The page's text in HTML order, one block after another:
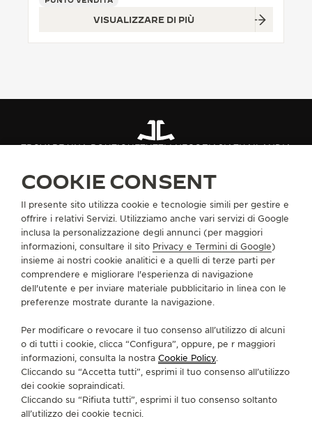
VISUALIZZARE DI PIÙ
TROVARE UNA BOUTIQUETUTTI I NEGOZIASIATHAILANDIA
VAI ALLA PAGINA INSTAGRAM DI JAEGER-
VAI ALLA PAGINA LINKEDIN DI JAEGER-
VAI ALLA PAGINA FACEBOOK DI
VAI ALLA PAGINA YOUTUBE
VAI ALLA PAGINA
VAI ALLA PAGINA
ISCRIVERSI ALLA NEWSLETTER
INFORMAZIONI SU DI NOI
SERVIZI
CONTATTI
COOKIE CONSENT
Il presente sito utilizza cookie e tecnologie simili per gestire e
offrire i relativi Servizi. Utilizziamo anche vari servizi di Google
inclusa la personalizzazione degli annunci (per maggiori
informazioni, consultare il sito Privacy e Termini di Google)
insieme ai nostri cookie analitici e a quelli di terze parti per
comprendere e migliorare l'esperienza di navigazione
dell'utente e per inviare materiale pubblicitario in linea con le
preferenze mostrate durante la navigazione.
Per modificare o revocare il tuo consenso all’utilizzo di alcuni
o di tutti i cookie, clicca “Configura”, oppure, pe r maggiori
informazioni, consulta la nostra Cookie Policy.
Cliccando su “Accetta tutti”, esprimi il tuo consenso all’utilizzo
dei cookie sopraindicati.
Cliccando su “Rifiuta tutti”, esprimi il tuo consenso soltanto
all’utilizzo dei cookie tecnici.